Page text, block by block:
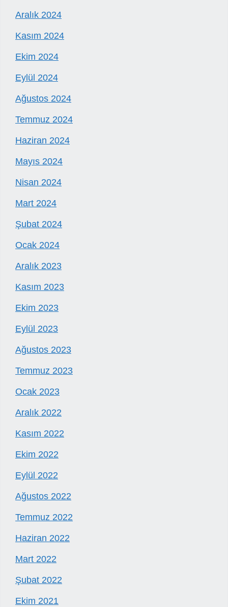
Aralık 2024
Kasım 2024
Ekim 2024
Eylül 2024
Ağustos 2024
Temmuz 2024
Haziran 2024
Mayıs 2024
Nisan 2024
Mart 2024
Şubat 2024
Ocak 2024
Aralık 2023
Kasım 2023
Ekim 2023
Eylül 2023
Ağustos 2023
Temmuz 2023
Ocak 2023
Aralık 2022
Kasım 2022
Ekim 2022
Eylül 2022
Ağustos 2022
Temmuz 2022
Haziran 2022
Mart 2022
Şubat 2022
Ekim 2021